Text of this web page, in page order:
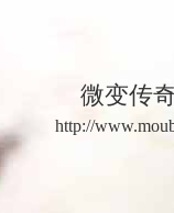
微变传
http://